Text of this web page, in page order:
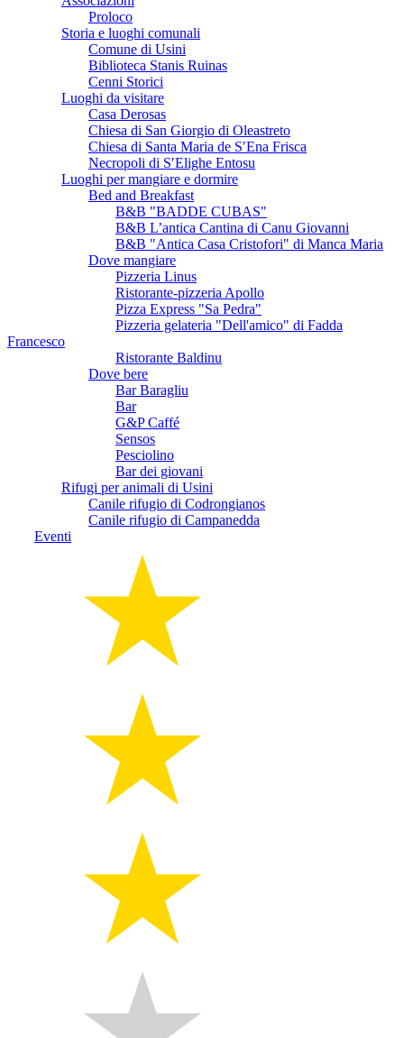
Proloco
Storia e luoghi comunali
Comune di Usini
Biblioteca Stanis Ruinas
Cenni Storici
Luoghi da visitare
Casa Derosas
Chiesa di San Giorgio di Oleastreto
Chiesa di Santa Maria de S′Ena Frisca
Necropoli di S′Elighe Entosu
Luoghi per mangiare e dormire
Bed and Breakfast
B&B "BADDE CUBAS"
B&B L’antica Cantina di Canu Giovanni
B&B "Antica Casa Cristofori" di Manca Maria
Dove mangiare
Pizzeria Linus
Ristorante-pizzeria Apollo
Pizza Express "Sa Pedra"
Pizzeria gelateria "Dell'amico" di Fadda
Francesco
Ristorante Baldinu
Dove bere
Bar Baragliu
Bar
G&P Caffé
Sensos
Pesciolino
Bar dei giovani
Rifugi per animali di Usini
Canile rifugio di Codrongianos
Canile rifugio di Campanedda
Eventi